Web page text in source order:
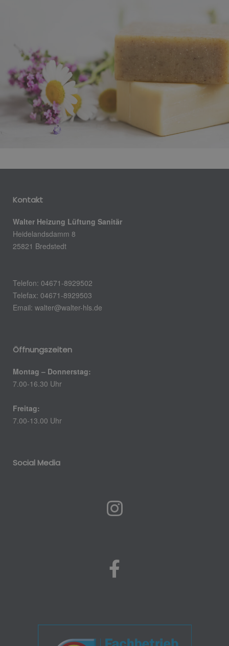
Kontakt
Walter Heizung Lüftung Sanitär
Heidelandsdamm 8
25821 Bredstedt
Telefon: 04671-8929502
Telefax: 04671-8929503
Email: walter@walter-hls.de
Öffnungszeiten
Montag – Donnerstag:
7.00-16.30 Uhr
Freitag:
7.00-13.00 Uhr
Social Media